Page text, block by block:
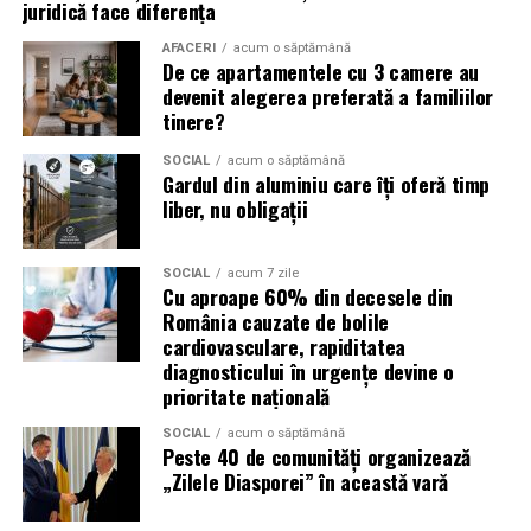
reducerea acumulării de reziduuri;
protejarea filtrului de particule;
funcționarea eficientă a sistemului antipoluare.
Acest aspect este esențial pentru reducerea riscului
unor reparații costisitoare.
Avantajele Ravenol VMP USVO 5W30
Printre cele mai importante avantaje se numără:
tehnologie USVO;
stabilitate termică ridicată;
rezistență la oxidare;
protecție împotriva uzurii;
reducerea depunerilor;
(Advertorial)
juridică face diferența
AFACERI acum o săptămână
De ce apartamentele cu 3 camere au
devenit alegerea preferată a familiilor
tinere?
SOCIAL acum o săptămână
Gardul din aluminiu care îți oferă timp
liber, nu obligații
SOCIAL acum 7 zile
Cu aproape 60% din decesele din
România cauzate de bolile
cardiovasculare, rapiditatea
diagnosticului în urgențe devine o
prioritate națională
SOCIAL acum o săptămână
Peste 40 de comunități organizează
„Zilele Diasporei” în această vară